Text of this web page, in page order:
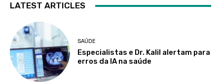
LATEST ARTICLES
SAÚDE
Especialistas e Dr. Kalil alertam para
erros da IA na saúde